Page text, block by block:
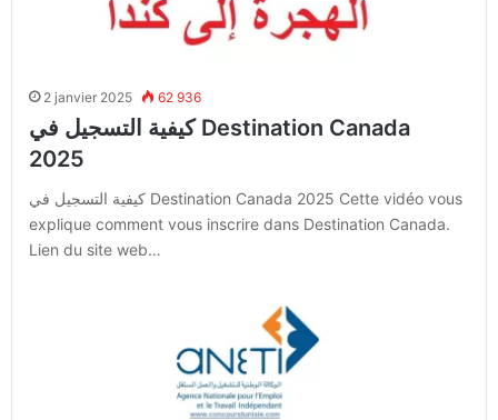
2 janvier 2025 62 936
كيفية التسجيل في Destination Canada
2025
كيفية التسجيل في Destination Canada 2025 Cette vidéo vous
explique comment vous inscrire dans Destination Canada.
Lien du site web…